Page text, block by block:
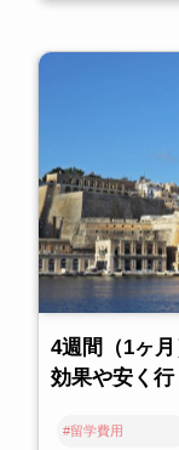
4週間（1ヶ
効果や安く
#留学費用